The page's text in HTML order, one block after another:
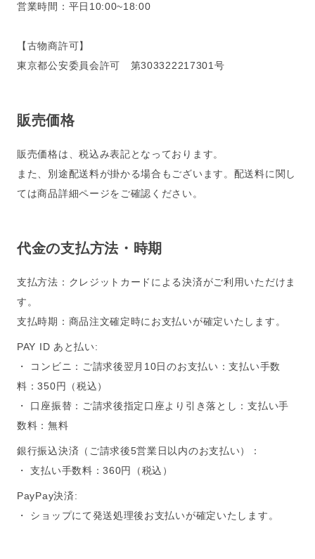
営業時間：平日10:00~18:00
【古物商許可】
東京都公安委員会許可 第303322217301号
販売価格
販売価格は、税込み表記となっております。
また、別途配送料が掛かる場合もございます。配送料に関し
ては商品詳細ページをご確認ください。
代金の支払方法・時期
支払方法：クレジットカードによる決済がご利用いただけま
す。
支払時期：商品注文確定時にお支払いが確定いたします。
PAY ID あと払い:
・ コンビニ：ご請求後翌月10日のお支払い：支払い手数
料：350円（税込）
・ 口座振替：ご請求後指定口座より引き落とし：支払い手
数料：無料
銀行振込決済（ご請求後5営業日以内のお支払い）：
・ 支払い手数料：360円（税込）
PayPay決済:
・ ショップにて発送処理後お支払いが確定いたします。